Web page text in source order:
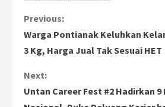
C
o
n
t
Previous:
Warga Pontianak Keluhkan
3 Kg, Harga Jual Tak Sesuai HET
Next:
Untan Career Fest #2 Hadirkan 9